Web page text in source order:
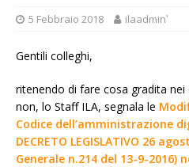
5 Febbraio 2018 ilaadminʹ
Gentili colleghi,
ritenendo di fare cosa gradita
non, lo Staff ILA, segnala le
Codice dell’amministrazione
DECRETO LEGISLATIVO 26
Generale n.214 del 13-9-